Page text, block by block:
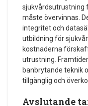
sjukvårdsutrustning
måste övervinnas.
integritet och
utbildning för
kostnaderna
utrustning.
banbrytande teknik
tillgänglig och
Avslutande